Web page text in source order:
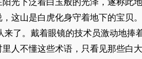
光下泛着白玉般的光泽，遂称此
这山是白虎化身守着地下的宝贝。
了。戴着眼镜的技术员激动地捧
人不懂这些术语，只看见那些白